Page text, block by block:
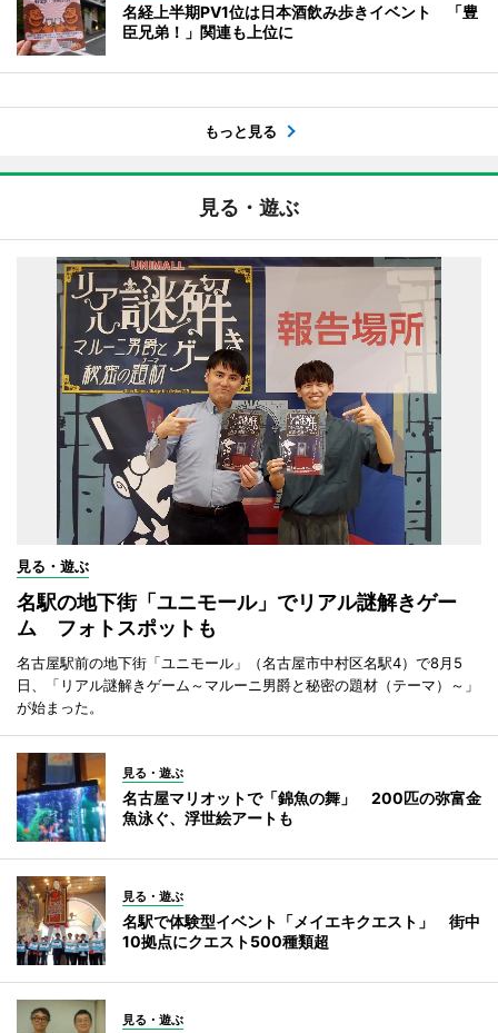
名経上半期PV1位は日本酒飲み歩きイベント 「豊
臣兄弟！」関連も上位に
もっと見る
見る・遊ぶ
見る・遊ぶ
名駅の地下街「ユニモール」でリアル謎解きゲー
ム フォトスポットも
名古屋駅前の地下街「ユニモール」（名古屋市中村区名駅4）で8月5
日、「リアル謎解きゲーム～マルーニ男爵と秘密の題材（テーマ）～」
が始まった。
見る・遊ぶ
名古屋マリオットで「錦魚の舞」 200匹の弥富金
魚泳ぐ、浮世絵アートも
見る・遊ぶ
名駅で体験型イベント「メイエキクエスト」 街中
10拠点にクエスト500種類超
見る・遊ぶ